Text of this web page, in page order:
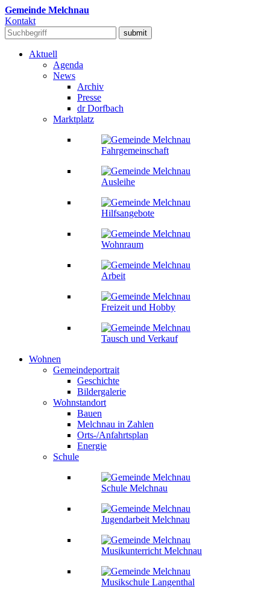
Gemeinde Melchnau
Kontakt
Aktuell
Agenda
News
Archiv
Presse
dr Dorfbach
Marktplatz
Fahrgemeinschaft
Ausleihe
Hilfsangebote
Wohnraum
Arbeit
Freizeit und Hobby
Tausch und Verkauf
Wohnen
Gemeindeportrait
Geschichte
Bildergalerie
Wohnstandort
Bauen
Melchnau in Zahlen
Orts-/Anfahrtsplan
Energie
Schule
Schule Melchnau
Jugendarbeit Melchnau
Musikunterricht Melchnau
Musikschule Langenthal